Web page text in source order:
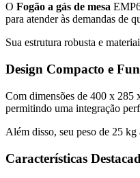
O Fogão a gás de mesa
para atender às demandas de
Sua estrutura robusta e
Design Compacto e
Com dimensões de 400 x 285
permitindo uma integração
Além disso, seu peso de 25
Características